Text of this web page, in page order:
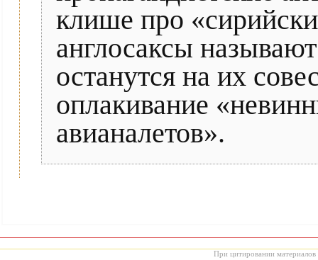
клише про
англосаксы
останутся на их
оплакивание
авианалетов».
При цитировании материалов